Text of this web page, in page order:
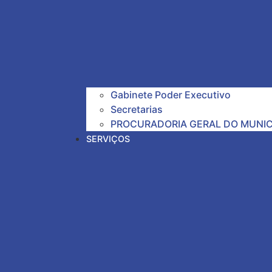
Gabinete Poder Executivo
Secretarias
PROCURADORIA GERAL DO
SERVIÇOS